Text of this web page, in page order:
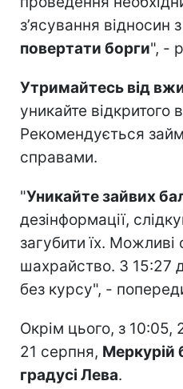
з’ясування відносин
повертати борги", -
Утримайтесь від
уникайте відкритого
Рекомендується
справами.
"Уникайте зайвих
дезінформації,
загубити їх. Можливі
шахрайство. З 15:27
без курсу", -
Окрім цього, з
21 серпня, Меркурій
градусі Лева️.